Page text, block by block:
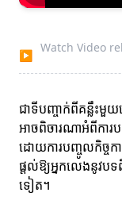
▶
Watch Video
ជាទីបញ្ចាក់ពីគន្លឹះមួ
អាចពិចារណាអំពីការ
ដោយការបញ្ចូលកិច្ច
ផ្តល់ឱ្យអ្នកលេងនូវ
ទៀត។